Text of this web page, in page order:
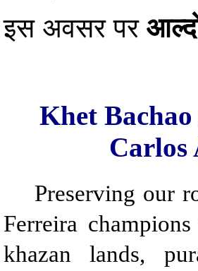
इस अवसर पर
Khet
Carlos
Preserving our
Ferreira
khazan lands,